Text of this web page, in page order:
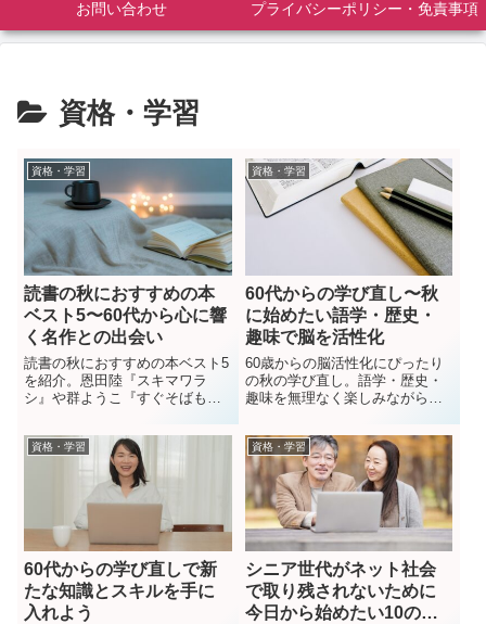
お問い合わせ プライバシーポリシー・免責事項
資格・学習
資格・学習
読書の秋におすすめの本
ベスト5〜60代から心に響
く名作との出会い
読書の秋におすすめの本ベスト5
を紹介。恩田陸『スキマワラ
シ』や群ようこ『すぐそばも幸
ど、60代から心に響く名作をジ
ャンル別にまとめました。
資格・学習
60代からの学び直し〜秋
に始めたい語学・歴史・
趣味で脳を活性化
60歳からの脳活性化にぴったり
の秋の学び直し。語学・歴史・
趣味を無理なく楽しみながら続
資格・学習
60代からの学び直しで新
たな知識とスキルを手に
入れよう
資格・学習
シニア世代がネット社会
で取り残されないために
今日から始めたい10のこ